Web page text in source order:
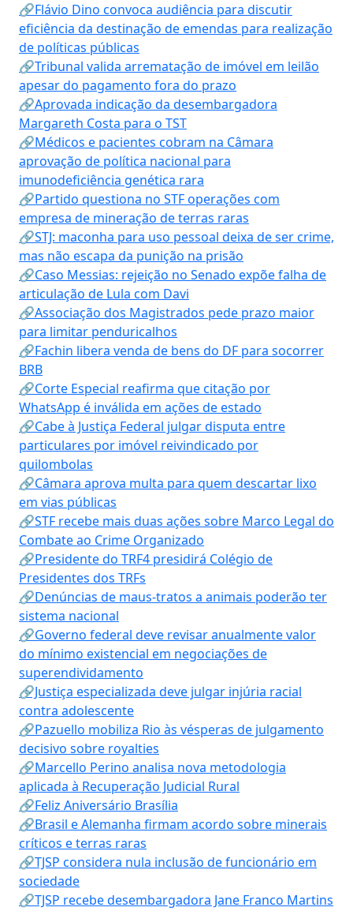
🔗Flávio Dino convoca audiência para discutir
eficiência da destinação de emendas para realização
de políticas públicas
🔗Tribunal valida arrematação de imóvel em leilão
apesar do pagamento fora do prazo
🔗Aprovada indicação da desembargadora
Margareth Costa para o TST
🔗Médicos e pacientes cobram na Câmara
aprovação de política nacional para
imunodeficiência genética rara
🔗Partido questiona no STF operações com
empresa de mineração de terras raras
🔗STJ: maconha para uso pessoal deixa de ser crime,
mas não escapa da punição na prisão
🔗Caso Messias: rejeição no Senado expõe falha de
articulação de Lula com Davi
🔗Associação dos Magistrados pede prazo maior
para limitar penduricalhos
🔗Fachin libera venda de bens do DF para socorrer
BRB
🔗Corte Especial reafirma que citação por
WhatsApp é inválida em ações de estado
🔗Cabe à Justiça Federal julgar disputa entre
particulares por imóvel reivindicado por
quilombolas
🔗Câmara aprova multa para quem descartar lixo
em vias públicas
🔗STF recebe mais duas ações sobre Marco Legal do
Combate ao Crime Organizado
🔗Presidente do TRF4 presidirá Colégio de
Presidentes dos TRFs
🔗Denúncias de maus-tratos a animais poderão ter
sistema nacional
🔗Governo federal deve revisar anualmente valor
do mínimo existencial em negociações de
superendividamento
🔗Justiça especializada deve julgar injúria racial
contra adolescente
🔗Pazuello mobiliza Rio às vésperas de julgamento
decisivo sobre royalties
🔗Marcello Perino analisa nova metodologia
aplicada à Recuperação Judicial Rural
🔗Feliz Aniversário Brasília
🔗Brasil e Alemanha firmam acordo sobre minerais
críticos e terras raras
🔗TJSP considera nula inclusão de funcionário em
sociedade
🔗TJSP recebe desembargadora Jane Franco Martins